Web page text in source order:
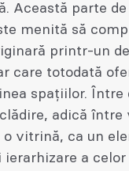
Această parte
menită să
printr-un
care totodată
spațiilor. Între
adică între
o vitrină, ca un
ierarhizare a celor